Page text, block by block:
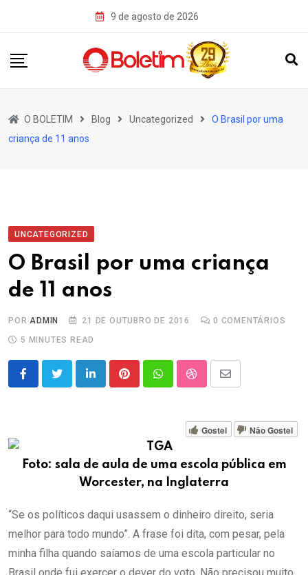
9 de agosto de 2026
O BOLETIM Blog Uncategorized
O Brasil por uma
criança de 11 anos
UNCATEGORIZED
O Brasil por uma criança
de 11 anos
PORADMIN 21 DE OUTUBRO DE 2016 0 COMENTÁRIOS
5 MINUTES READ
LinkedInPinterestWhatsappStumbleUpon
Share
Email
Gostei Não Gostei
Foto: sala de aula de uma escola pública em
Worcester, na Inglaterra
“Se os políticos daqui usassem o dinheiro direito, seria
melhor para todo mundo”. A frase foi dita, com pesar, pela
minha filha quando saíamos de uma escola particular no